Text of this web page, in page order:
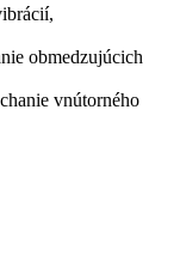
obmedzujúcich
vnútorného